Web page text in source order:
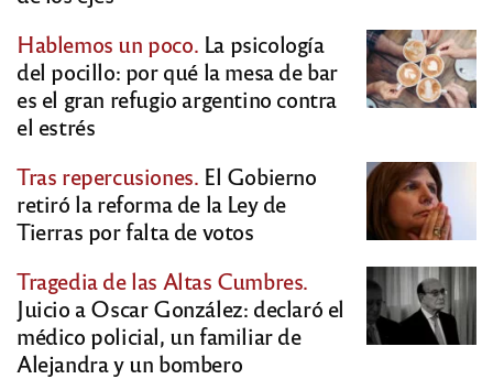
Hablemos un poco. La psicología
del pocillo: por qué la mesa de bar
es el gran refugio argentino contra
el estrés
Tras repercusiones. El Gobierno
retiró la reforma de la Ley de
Tierras por falta de votos
Tragedia de las Altas Cumbres.
Juicio a Oscar González: declaró el
médico policial, un familiar de
Alejandra y un bombero